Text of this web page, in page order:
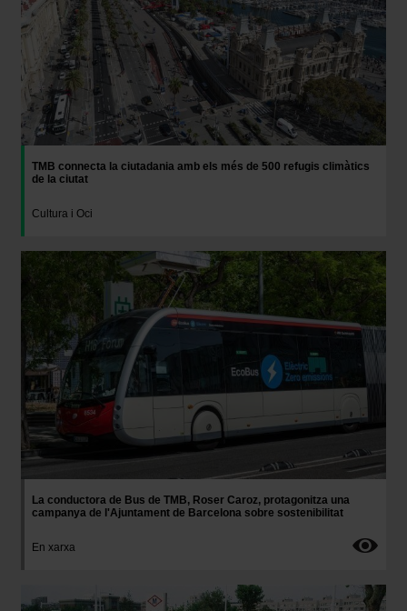
TMB connecta la ciutadania amb els més de 500 refugis climàtics
de la ciutat
Cultura i Oci
Imatge
La conductora de Bus de TMB, Roser Caroz, protagonitza una
campanya de l'Ajuntament de Barcelona sobre sostenibilitat
En xarxa